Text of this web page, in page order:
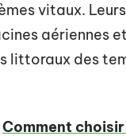
vitaux.
aériennes
littoraux des
Comment